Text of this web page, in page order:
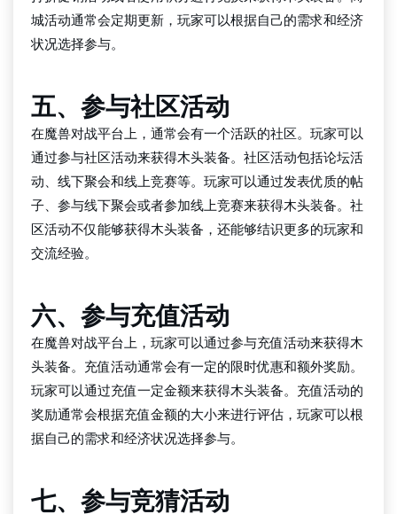
城活动通常会定期更新，玩家可以根据自己的需求和经济
状况选择参与。
五、参与社区活动
在魔兽对战平台上，通常会有一个活跃的社区。玩家可以
通过参与社区活动来获得木头装备。社区活动包括论坛活
动、线下聚会和线上竞赛等。玩家可以通过发表优质的帖
子、参与线下聚会或者参加线上竞赛来获得木头装备。社
区活动不仅能够获得木头装备，还能够结识更多的玩家和
交流经验。
六、参与充值活动
在魔兽对战平台上，玩家可以通过参与充值活动来获得木
头装备。充值活动通常会有一定的限时优惠和额外奖励。
玩家可以通过充值一定金额来获得木头装备。充值活动的
奖励通常会根据充值金额的大小来进行评估，玩家可以根
据自己的需求和经济状况选择参与。
七、参与竞猜活动